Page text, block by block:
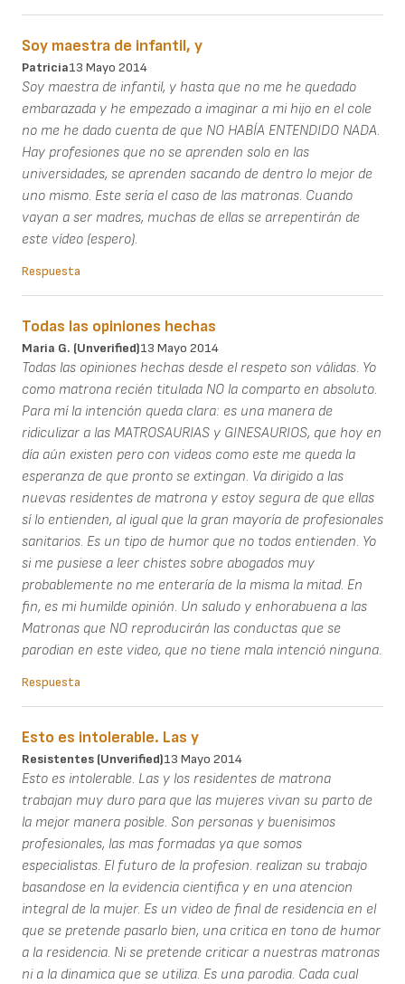
Soy maestra de infantil, y
Patricia13 Mayo 2014
Soy maestra de infantil, y hasta que no me he quedado
embarazada y he empezado a imaginar a mi hijo en el cole
no me he dado cuenta de que NO HABÍA ENTENDIDO NADA.
Hay profesiones que no se aprenden solo en las
universidades, se aprenden sacando de dentro lo mejor de
uno mismo. Este sería el caso de las matronas. Cuando
vayan a ser madres, muchas de ellas se arrepentirán de
este vídeo (espero).
Respuesta
Todas las opiniones hechas
Maria G. (unverified)13 Mayo 2014
Todas las opiniones hechas desde el respeto son válidas. Yo
como matrona recién titulada NO la comparto en absoluto.
Para mí la intención queda clara: es una manera de
ridiculizar a las MATROSAURIAS y GINESAURIOS, que hoy en
día aún existen pero con videos como este me queda la
esperanza de que pronto se extingan. Va dirigido a las
nuevas residentes de matrona y estoy segura de que ellas
sí lo entienden, al igual que la gran mayoría de profesionales
sanitarios. Es un tipo de humor que no todos entienden. Yo
si me pusiese a leer chistes sobre abogados muy
probablemente no me enteraría de la misma la mitad. En
fin, es mi humilde opinión. Un saludo y enhorabuena a las
Matronas que NO reproducirán las conductas que se
parodian en este video, que no tiene mala intenció ninguna.
Respuesta
Esto es intolerable. Las y
Resistentes (unverified)13 Mayo 2014
Esto es intolerable. Las y los residentes de matrona
trabajan muy duro para que las mujeres vivan su parto de
la mejor manera posible. Son personas y buenisimos
profesionales, las mas formadas ya que somos
especialistas. El futuro de la profesion. realizan su trabajo
basandose en la evidencia cientifica y en una atencion
integral de la mujer. Es un video de final de residencia en el
que se pretende pasarlo bien, una critica en tono de humor
a la residencia. Ni se pretende criticar a nuestras matronas
ni a la dinamica que se utiliza. Es una parodia. Cada cual